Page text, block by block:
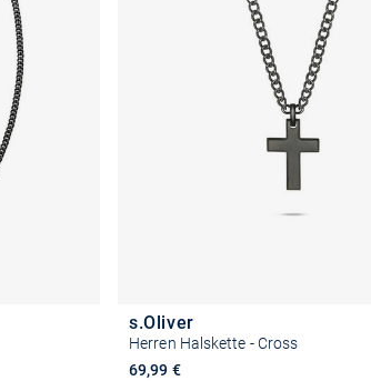
s.Oliver
Herren Halskette - Cross
69,99 €